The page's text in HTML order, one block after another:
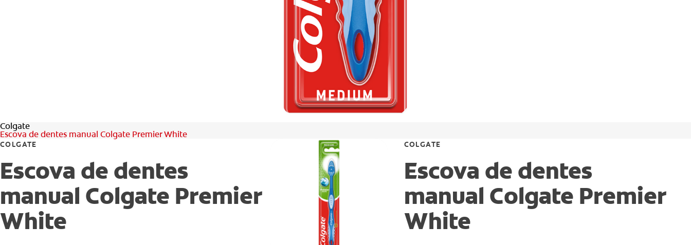
Colgate
Escova de dentes manual Colgate Premier White
COLGATE
Escova de dentes
manual Colgate Premier
White
COLGATE
Escova de dentes
manual Colgate Premier
White